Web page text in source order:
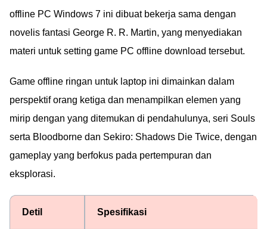
offline PC Windows 7 ini dibuat bekerja sama dengan
novelis fantasi George R. R. Martin, yang menyediakan
materi untuk setting game PC offline download tersebut.
Game offline ringan untuk laptop ini dimainkan dalam
perspektif orang ketiga dan menampilkan elemen yang
mirip dengan yang ditemukan di pendahulunya, seri Souls
serta Bloodborne dan Sekiro: Shadows Die Twice, dengan
gameplay yang berfokus pada pertempuran dan
eksplorasi.
Detil Spesifikasi